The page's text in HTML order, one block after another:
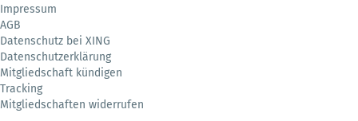
Impressum
AGB
Datenschutz bei XING
Datenschutzerklärung
Mitgliedschaft kündigen
Tracking
Mitgliedschaften widerrufen